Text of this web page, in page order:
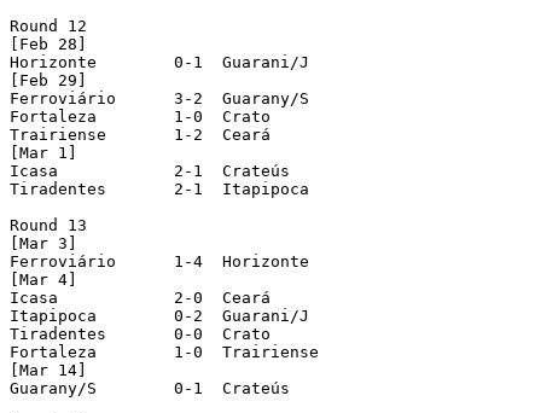
Round 12
[Feb 28]
Horizonte 	 0-1  Guarani/J
[Feb 29]
Ferroviário 	 3-2  Guarany/S				  (played in Horizonte)
Fortaleza 	 1-0  Crato
Trairiense 	 1-2  Ceará
[Mar 1]
Icasa 		 2-1  Crateús
Tiradentes 	 2-1  Itapipoca				  (played in Horizonte)
Round 13
[Mar 3]
Ferroviário 	 1-4  Horizonte
[Mar 4]
Icasa 		 2-0  Ceará
Itapipoca 	 0-2  Guarani/J
Tiradentes 	 0-0  Crato				  (played in Horizonte)
Fortaleza 	 1-0  Trairiense
[Mar 14]
Guarany/S 	 0-1  Crateús